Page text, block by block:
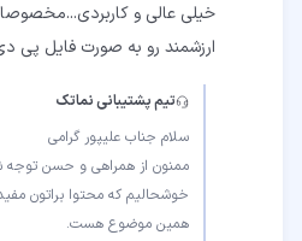
خیلی عالی و
ارزشمند رو به صورت فایل پی
تیم پشتیبانی نماتک
خوشحالیم که محتوا براتون